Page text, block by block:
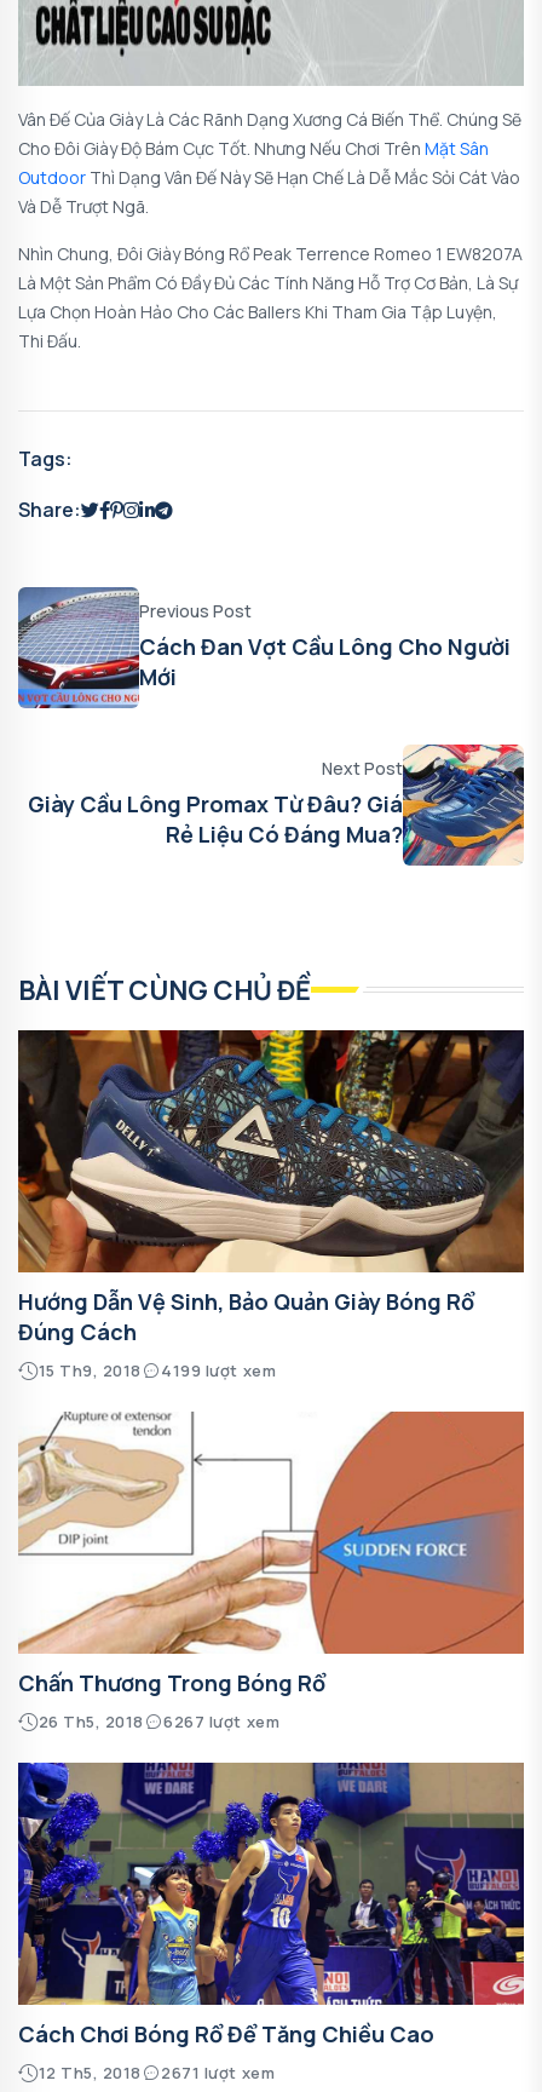
Vân Đế Của Giày Là Các Rãnh Dạng Xương Cá Biến Thể. Chúng Sẽ
Cho Đôi Giày Độ Bám Cực Tốt. Nhưng Nếu Chơi Trên Mặt Sân
Outdoor Thì Dạng Vân Đế Này Sẽ Hạn Chế Là Dễ Mắc Sỏi Cát Vào
Và Dễ Trượt Ngã.
Nhìn Chung, Đôi Giày Bóng Rổ Peak Terrence Romeo 1 EW8207A
Là Một Sản Phẩm Có Đầy Đủ Các Tính Năng Hỗ Trợ Cơ Bản, Là Sự
Lựa Chọn Hoàn Hảo Cho Các Ballers Khi Tham Gia Tập Luyện,
Thi Đấu.
Tags:
Share:
Previous Post
Cách Đan Vợt Cầu Lông Cho Người
Mới
Next Post
Giày Cầu Lông Promax Từ Đâu? Giá
Rẻ Liệu Có Đáng Mua?
BÀI VIẾT CÙNG CHỦ ĐỀ
Hướng Dẫn Vệ Sinh, Bảo Quản Giày Bóng Rổ
Đúng Cách
15 Th9, 2018 4199 lượt xem
Chấn Thương Trong Bóng Rổ
26 Th5, 2018 6267 lượt xem
Cách Chơi Bóng Rổ Để Tăng Chiều Cao
12 Th5, 2018 2671 lượt xem